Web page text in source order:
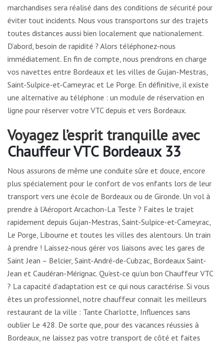
marchandises sera réalisé dans des conditions de sécurité pour
éviter tout incidents. Nous vous transportons sur des trajets
toutes distances aussi bien localement que nationalement.
D’abord, besoin de rapidité ? Alors téléphonez-nous
immédiatement. En fin de compte, nous prendrons en charge
vos navettes entre Bordeaux et les villes de Gujan-Mestras,
Saint-Sulpice-et-Cameyrac et Le Porge. En définitive, il existe
une alternative au téléphone : un module de réservation en
ligne pour réserver votre VTC depuis et vers Bordeaux.
Voyagez l’esprit tranquille avec
Chauffeur VTC Bordeaux 33
Nous assurons de même une conduite sûre et douce, encore
plus spécialement pour le confort de vos enfants lors de leur
transport vers une école de Bordeaux ou de Gironde. Un vol à
prendre à l’Aéroport Arcachon-La Teste ? Faites le trajet
rapidement depuis Gujan-Mestras, Saint-Sulpice-et-Cameyrac,
Le Porge, Libourne et toutes les villes des alentours. Un train
à prendre ! Laissez-nous gérer vos liaisons avec les gares de
Saint Jean – Belcier, Saint-André-de-Cubzac, Bordeaux Saint-
Jean et Caudéran-Mérignac. Qu’est-ce qu’un bon Chauffeur VTC
? La capacité d’adaptation est ce qui nous caractérise. Si vous
êtes un professionnel, notre chauffeur connait les meilleurs
restaurant de la ville : Tante Charlotte, Influences sans
oublier Le 428. De sorte que, pour des vacances réussies à
Bordeaux, ne laissez pas votre transport de côté et faites